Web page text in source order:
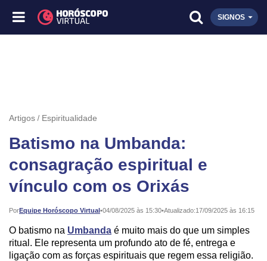
SIGNOS
Artigos Espiritualidade
Batismo na Umbanda:
consagração espiritual e
vínculo com os Orixás
PorEquipe Horóscopo Virtual•
Publicado: 04/08/2025 às 15:30•Atualizado:17/09/2025 às 16:15
O batismo na Umbanda é muito mais do que um simples
ritual. Ele representa um profundo ato de fé, entrega e
ligação com as forças espirituais que regem essa religião.